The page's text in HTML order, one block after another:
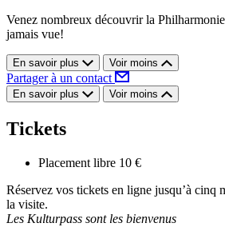
Venez nombreux découvrir la
jamais vue!
En savoir plus Voir moins
Partager à un contact
En savoir plus Voir moins
Tickets
Placement libre 10 €
Réservez vos tickets en ligne jusqu’à cinq
la visite.
Les Kulturpass sont les bienvenus